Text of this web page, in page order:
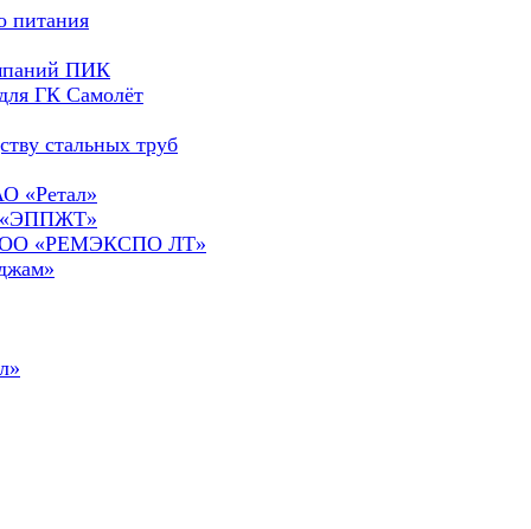
питания
ПИК
ГК Самолёт
стальных труб
«Ретал»
«ЭППЖТ»
ООО «РЕМЭКСПО ЛТ»